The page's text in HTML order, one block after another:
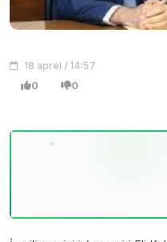
18 aprel / 14:57
0 0